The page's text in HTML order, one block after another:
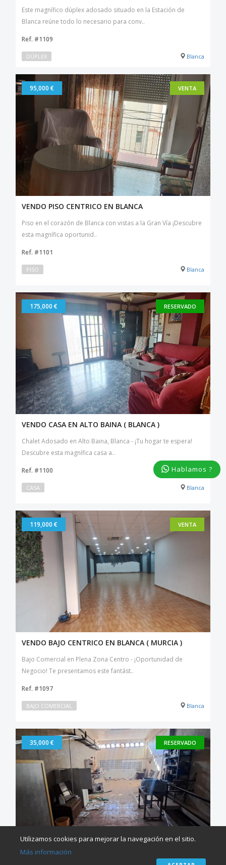
Este magnífico dúplex adosado situado en la Estación de
Blanca reúne todo lo necesario para conv..
Ref. #1109
DÚPLEX Blanca
95,000 € VENTA
VENDO PISO CENTRICO EN BLANCA
Piso en el corazón de Blanca con vistas a la Gran Vía ¡Descubre
esta magnífica oportunid..
Ref. #1101
PISO Blanca
175,000 € RESERVADO
VENDO CASA EN ALTO BAINA ( BLANCA )
Chalet Adosado en Alto Baina, Blanca - ¡Tu hogar te espera!
Descubre esta magnífica casa a..
Ref. #1100
CASA Blanca
119,000 € VENTA
VENDO BAJO CENTRICO EN BLANCA ( MURCIA )
Bajo Comercial en Plena Zona Centro - ¡Oportunidad de
Negocio! Te presentamos este fantást..
Ref. #1097
BAJO COMERCIAL Blanca
35,000 € RESERVADO
VENDO LOCAL TIPO GARAJE EN BLANCA
Utilizamos cookies para mejorar la navegación en el sitio.
Más información
Hablamos ?